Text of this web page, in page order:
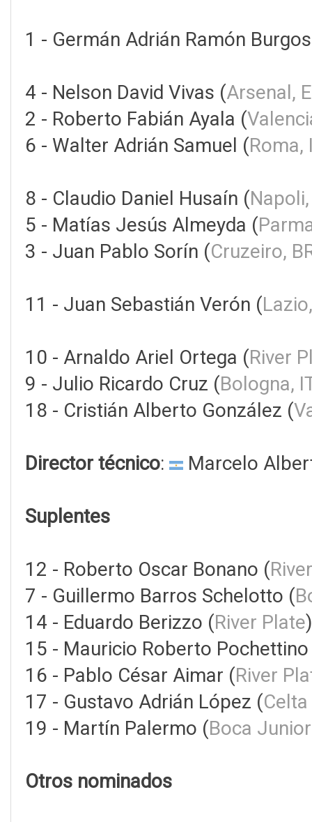
1 - Germán Adrián Ramón
4 - Nelson David Vivas (Arsenal,
2 - Roberto Fabián Ayala (
6 - Walter Adrián Samuel (Roma,
8 - Claudio Daniel Husaín (
5 - Matías Jesús Almeyda (
3 - Juan Pablo Sorín (Cruzeiro,
11 - Juan Sebastián Verón (
10 - Arnaldo Ariel Ortega (River
9 - Julio Ricardo Cruz (Bologna,
18 - Cristián Alberto González (
Director técnico: Marcelo
Suplentes
12 - Roberto Oscar Bonano (
7 - Guillermo Barros Schelotto (
14 - Eduardo Berizzo (River Plate
15 - Mauricio Roberto
16 - Pablo César Aimar (River
17 - Gustavo Adrián López (Celta
19 - Martín Palermo (Boca
Otros nominados